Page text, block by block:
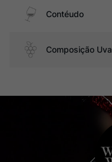
Contéudo
Composição Uva